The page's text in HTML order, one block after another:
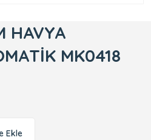
HAVYA
MK0418
Ekle